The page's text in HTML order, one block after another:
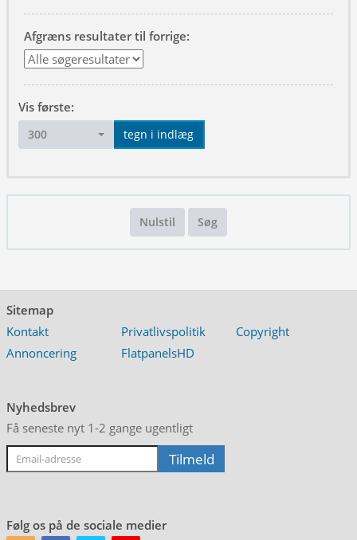
Afgræns resultater til forrige:
Vis første:
300 tegn i indlæg
Nulstil Søg
Sitemap
Kontakt
Privatlivspolitik
Copyright
Annoncering
FlatpanelsHD
Nyhedsbrev
Få seneste nyt 1-2 gange ugentligt
Følg os på de sociale medier